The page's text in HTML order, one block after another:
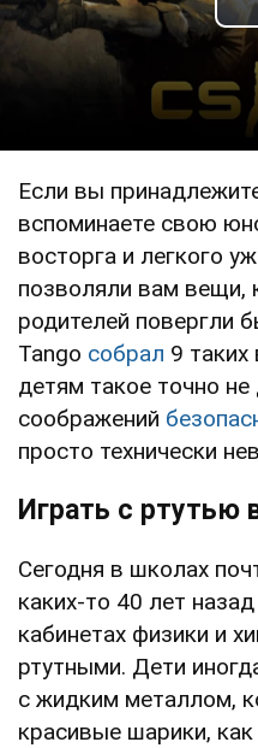
Если вы
вспоминаете свою
восторга и легкого
позволяли вам вещи,
родителей повергли
Tango собрал 9
детям такое точно
соображений
просто технически
Играть с ртутью
Сегодня в школах
каких-то 40 лет
кабинетах физики и
ртутными. Дети
с жидким металлом,
красивые шарики,